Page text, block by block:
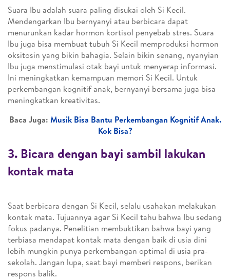
Suara Ibu adalah suara paling disukai oleh Si Kecil.
Mendengarkan Ibu bernyanyi atau berbicara dapat
menurunkan kadar hormon kortisol penyebab stres. Suara
Ibu juga bisa membuat tubuh Si Kecil memproduksi hormon
oksitosin yang bikin bahagia. Selain bikin senang, nyanyian
Ibu juga menstimulasi otak bayi untuk menyerap informasi.
Ini meningkatkan kemampuan memori Si Kecil. Untuk
perkembangan kognitif anak, bernyanyi bersama juga bisa
meningkatkan kreativitas.
Baca Juga: Musik Bisa Bantu Perkembangan Kognitif Anak.
Kok Bisa?
3. Bicara dengan bayi sambil lakukan
kontak mata
Saat berbicara dengan Si Kecil, selalu usahakan melakukan
kontak mata. Tujuannya agar Si Kecil tahu bahwa Ibu sedang
fokus padanya. Penelitian membuktikan bahwa bayi yang
terbiasa mendapat kontak mata dengan baik di usia dini
lebih mungkin punya perkembangan optimal di usia pra-
sekolah. Jangan lupa, saat bayi memberi respons, berikan
respons balik.